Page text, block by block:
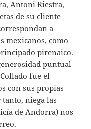
Antoni Riestra,
de su cliente
a
mexicanos, como
pirenaico.
puntual
fue el
con sus propias
tanto, niega las
de Andorra) nos